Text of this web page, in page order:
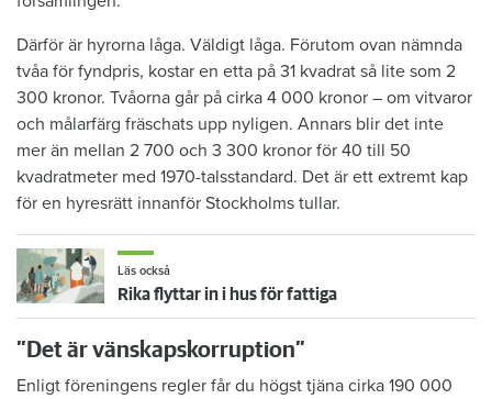
Därför är hyrorna låga. Väldigt låga. Förutom ovan nämnda
tvåa för fyndpris, kostar en etta på 31 kvadrat så lite som 2
300 kronor. Tvåorna går på cirka 4 000 kronor – om vitvaror
och målarfärg fräschats upp nyligen. Annars blir det inte
mer än mellan 2 700 och 3 300 kronor för 40 till 50
kvadratmeter med 1970-talsstandard. Det är ett extremt kap
för en hyresrätt innanför Stockholms tullar.
Läs också
Rika flyttar in i hus för fattiga
”Det är vänskapskorruption”
Enligt föreningens regler får du högst tjäna cirka 190 000